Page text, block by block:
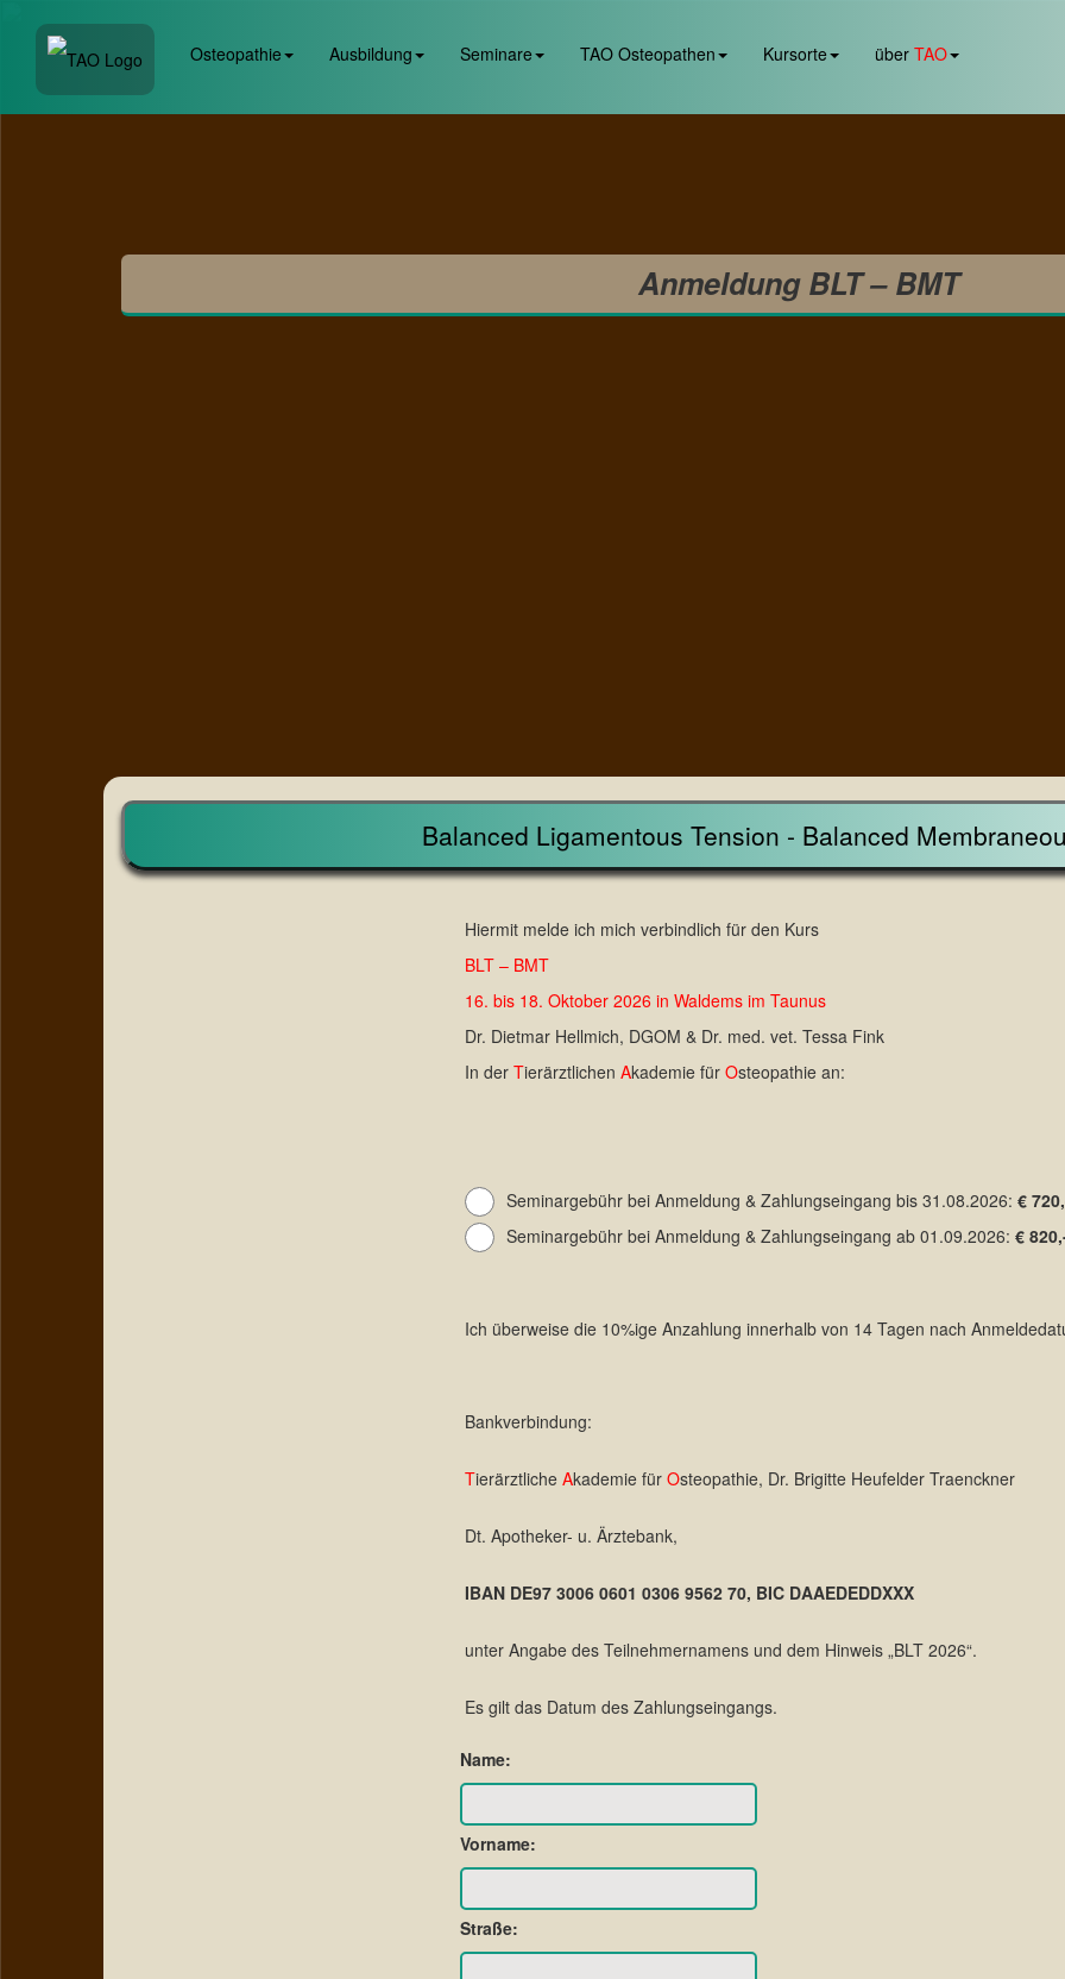
Osteopathie Ausbildung Seminare TAO Osteopathen Kursorte über TAO
Anmeldung BLT – BMT
Balanced Ligamentous Tension - Balanced
Hiermit melde ich mich verbindlich für den Kurs
BLT – BMT
16. bis 18. Oktober 2026 in Waldems im Taunus
Dr. Dietmar Hellmich, DGOM & Dr. med. vet. Tessa Fink
In der Tierärztlichen Akademie für Osteopathie an:
Seminargebühr bei Anmeldung & Zahlungseingang bis 31.08.2026: €
Seminargebühr bei Anmeldung & Zahlungseingang ab 01.09.2026: €
Ich überweise die 10%ige Anzahlung innerhalb von 14 Tagen nach
Bankverbindung:
Tierärztliche Akademie für Osteopathie, Dr. Brigitte Heufelder Traenckner
Dt. Apotheker- u. Ärztebank,
IBAN DE97 3006 0601 0306 9562 70, BIC DAAEDEDDXXX
unter Angabe des Teilnehmernamens und dem Hinweis „BLT 2026“.
Es gilt das Datum des Zahlungseingangs.
Name:
Vorname:
Straße: